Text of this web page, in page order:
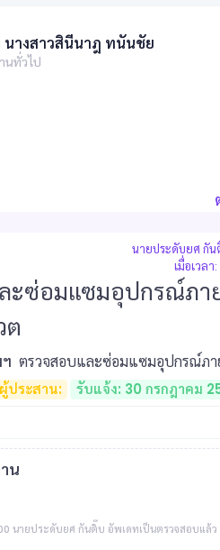
นางสาวสินีนาฎ ทนันชัย
นทั่วไป
นายประดับยศ กัน
เมื่อเวล
ะซ่อมแซมอุปกรณ์ภา
ต
ตรวจสอบและซ่อมแซมอุปกรณ์ภา
ผู้ประสาน: รับแจ้ง: 30 กรกฎาคม
น
นายประดับยศ กันติ๊บ อัพเดทเป็นตรวจสอบแล้ว